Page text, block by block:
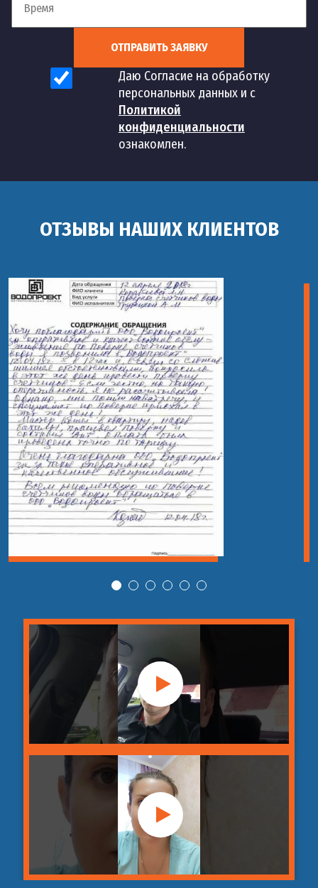
ОТПРАВИТЬ ЗАЯВКУ
Даю Согласие на обработку
персональных данных и с
Политикой
конфиденциальности
ознакомлен.
ОТЗЫВЫ НАШИХ КЛИЕНТОВ